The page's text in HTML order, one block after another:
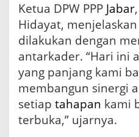
Ketua DPW PPP Jabar
Hidayat,
dilakukan dengan
antarkader. “Hari ini
yang panjang kami
membangun sinergi
setiap tahapan kami
terbuka,” ujarnya.